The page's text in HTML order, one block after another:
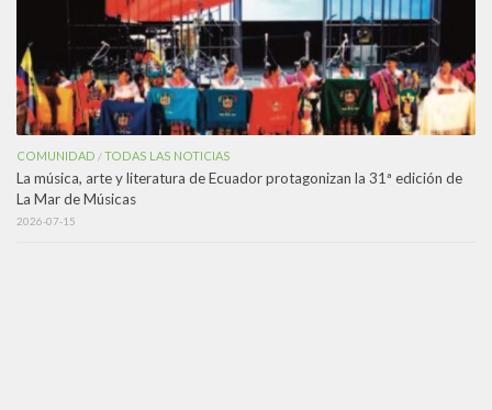
COMUNIDAD /TODAS LAS NOTICIAS
La música, arte y literatura de Ecuador protagonizan la 31ª edición de
La Mar de Músicas
2026-07-15